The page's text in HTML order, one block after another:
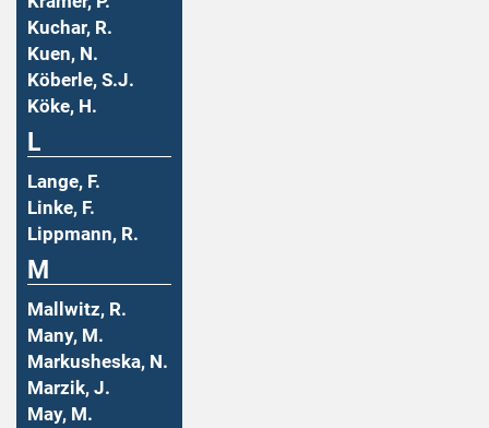
Kuchar, R.
Kuen, N.
Köberle, S.J.
Köke, H.
L
Lange, F.
Linke, F.
Lippmann, R.
M
Mallwitz, R.
Many, M.
Markusheska, N.
Marzik, J.
May, M.